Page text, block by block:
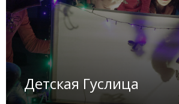
Детская Гуслица